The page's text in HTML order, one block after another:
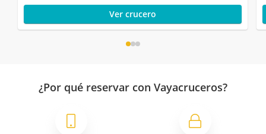
Ver crucero
¿Por qué reservar con Vayacruceros?